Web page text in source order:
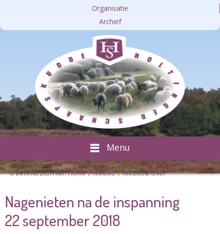
Organisatie
Archief
Menu
U bevindt zich hier:Home Nieuws Nieuwsarchief
Nagenieten na de inspanning
22 september 2018